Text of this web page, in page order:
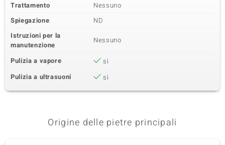
Trattamento
Nessuno
Spiegazione
ND
Istruzioni per la
manutenzione
Nessuno
Pulizia a vapore
sì
Pulizia a ultrasuoni
sì
Origine delle pietre principali